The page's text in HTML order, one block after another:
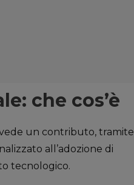
che cos’è
un contributo, tramite
all’adozione di
tecnologico.